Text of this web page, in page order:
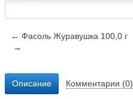
← Фасоль Журавушка 100,0 г
→
Описание Комментарии (0)